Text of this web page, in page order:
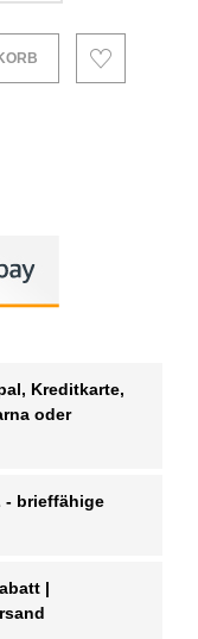
Kreditkarte,
oder
- brieffähige
|